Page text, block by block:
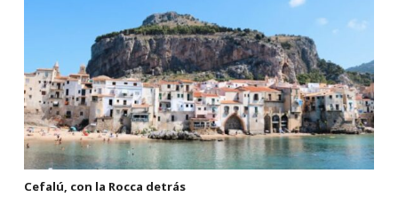
Cefalú, con la Rocca detrás